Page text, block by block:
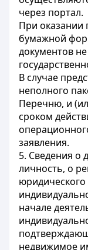
через портал.
При оказании
бумажной
документов
В случае
неполного
Перечню, и
сроком
заявления.
5. Сведения о
личность, о
юридического
начале
недвижимое